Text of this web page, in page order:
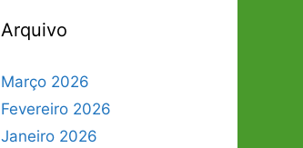
Arquivo
Março 2026
Fevereiro 2026
Janeiro 2026